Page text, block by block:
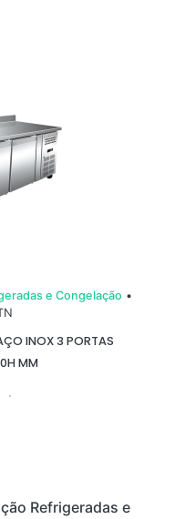
e Congelação •
INOX 3 PORTAS
MM
Refrigeradas e